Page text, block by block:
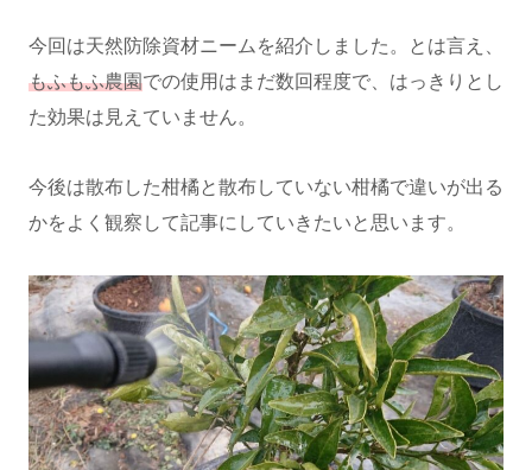
今回は天然防除資材ニームを紹介しました。とは言え、
もふもふ農園での使用はまだ数回程度で、はっきりとし
た効果は見えていません。
今後は散布した柑橘と散布していない柑橘で違いが出る
かをよく観察して記事にしていきたいと思います。